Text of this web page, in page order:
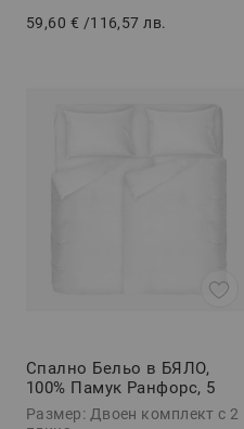
59,60 € /116,57 лв.
Спално Бельо в БЯЛО,
100% Памук Ранфорс, 5
части
Размер: Двоен комплект с 2